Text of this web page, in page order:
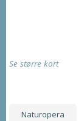
Se større kort
Naturopera